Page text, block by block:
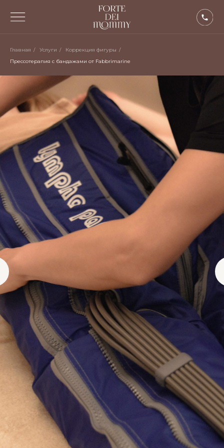
Главная / Услуги / Коррекция фигуры /
Прессотерапия с бандажами от Fabbrimarine
ПРЕССОТЕРАПИЯ
С БАНДАЖАМИ
ОТ FABBRIMARINE
12 800 ₽
ЗАПИСАТЬСЯ
ПОДАРИТЬ
ЭФФЕКТ ОТ ПРОЦЕДУРЫ:
Подтянутая кожа